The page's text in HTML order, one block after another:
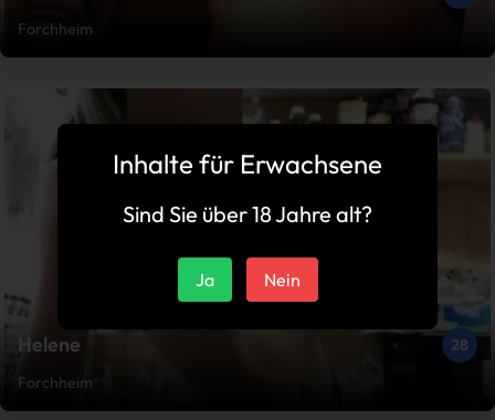
Forchheim
Helene
28
Forchheim
Inhalte für Erwachsene
Sind Sie über 18 Jahre alt?
Ja Nein